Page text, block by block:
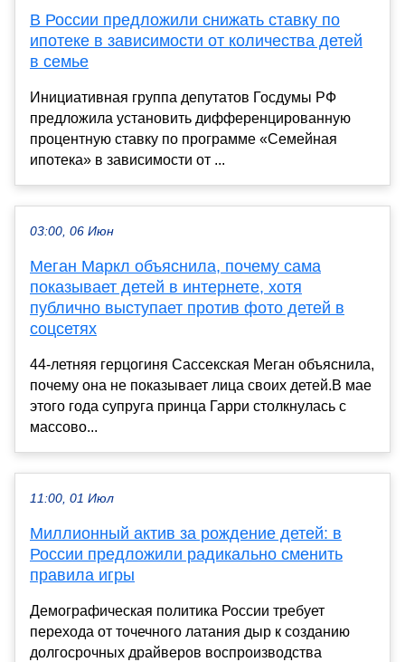
В России предложили снижать ставку по
ипотеке в зависимости от количества детей
в семье
Инициативная группа депутатов Госдумы РФ
предложила установить дифференцированную
процентную ставку по программе «Семейная
ипотека» в зависимости от ...
03:00, 06 Июн
Меган Маркл объяснила, почему сама
показывает детей в интернете, хотя
публично выступает против фото детей в
соцсетях
44-летняя герцогиня Сассекская Меган объяснила,
почему она не показывает лица своих детей.В мае
этого года супруга принца Гарри столкнулась с
массово...
11:00, 01 Июл
Миллионный актив за рождение детей: в
России предложили радикально сменить
правила игры
Демографическая политика России требует
перехода от точечного латания дыр к созданию
долгосрочных драйверов воспроизводства